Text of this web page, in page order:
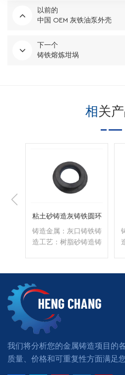
以前的
中国 OEM 灰铁油泵外壳
下一个
铸铁熔炼坩埚
相关
防
：
粘土砂铸造灰铸铁圆环
铸造金属：灰口铸铁铸
造工艺：树脂砂铸造铸
加工+喷漆或喷粉或防
锈油热处理：退火或回
火应用：汽车标准：
GB ASTM AISI DIN BS
认证：ISO9001:2008
我们将分析您的金属铸造项目的
质量、价格和可重复性方面满足